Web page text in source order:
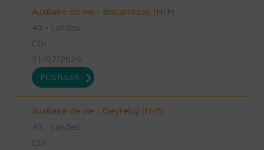
Auxiliaire de vie - Biscarrosse (H/F)
40 - Landes
CDI
31/07/2026
POSTULER
Auxiliaire de vie - Oeyreluy (H/F)
40 - Landes
CDI